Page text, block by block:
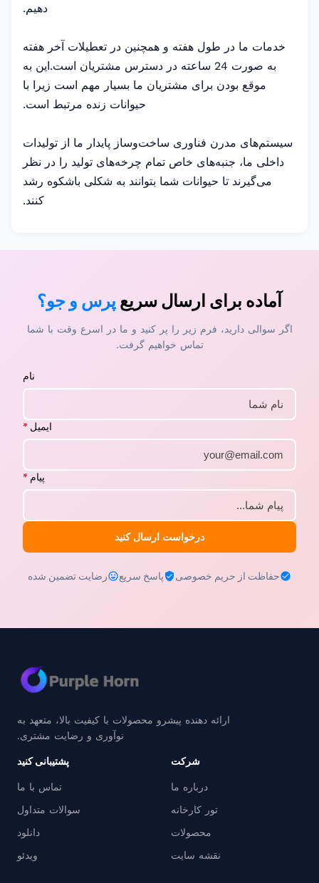
دهیم.
خدمات ما در طول هفته و همچنین در تعطیلات آخر هفته
به صورت 24 ساعته در دسترس مشتریان است.این به
موقع بودن برای مشتریان ما بسیار مهم است زیرا با
حیوانات زنده مرتبط است.
سیستم‌های مدرن فناوری ساخت‌وساز پایدار ما از تولیدات
داخلی ما، جنبه‌های خاص تمام چرخه‌های تولید را در نظر
می‌گیرند تا حیوانات شما بتوانند به شکلی باشکوه رشد
کنند.
آماده برای ارسال سریع پرس و جو؟
اگر سوالی دارید، فرم زیر را پر کنید و ما در اسرع وقت با شما
تماس خواهیم گرفت.
نام
ایمیل *
پیام *
درخواست ارسال کنید
حفاظت از حریم خصوصی پاسخ سریع رضایت تضمین شده
ارائه دهنده پیشرو محصولات با کیفیت بالا، متعهد به
نوآوری و رضایت مشتری.
شرکت
درباره ما
تور کارخانه
محصولات
نقشه سایت
پشتیبانی کنید
تماس با ما
سوالات متداول
دانلود
ویدئو